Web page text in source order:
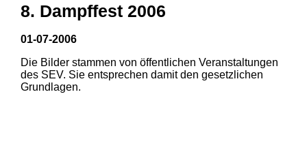
1 2
8. Dampffest 2006
01-07-2006
Die Bilder stammen von öffentlichen Veranstaltungen
des SEV. Sie entsprechen damit den gesetzlichen
Grundlagen.